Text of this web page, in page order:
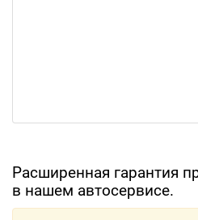
Расширенная гарантия
в нашем автосервисе.